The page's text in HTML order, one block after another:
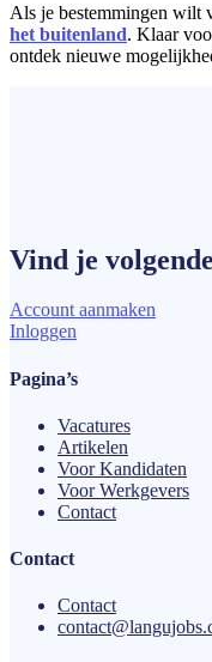
Als je bestemmingen wilt
het buitenland. Klaar
ontdek nieuwe
Vind je volgende
Account aanmaken
Inloggen
Pagina’s
Vacatures
Artikelen
Voor Kandidaten
Voor Werkgevers
Contact
Contact
Contact